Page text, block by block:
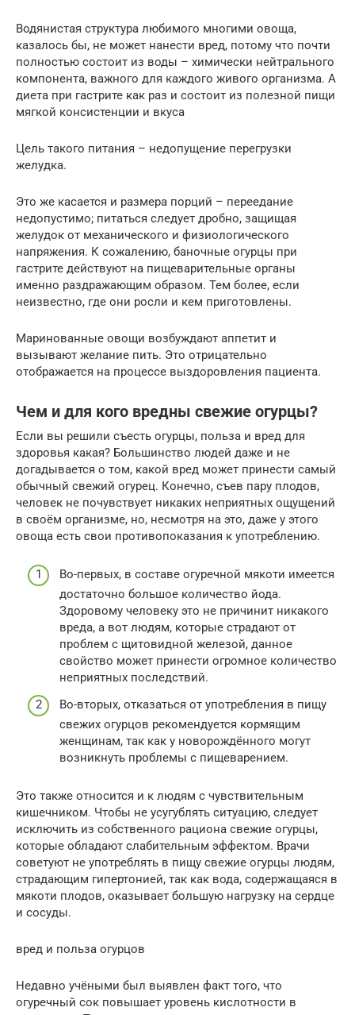
Водянистая структура любимого многими овоща,
казалось бы, не может нанести вред, потому что почти
полностью состоит из воды – химически нейтрального
компонента, важного для каждого живого организма. А
диета при гастрите как раз и состоит из полезной пищи
мягкой консистенции и вкуса
Цель такого питания – недопущение перегрузки
желудка.
Это же касается и размера порций – переедание
недопустимо; питаться следует дробно, защищая
желудок от механического и физиологического
напряжения. К сожалению, баночные огурцы при
гастрите действуют на пищеварительные органы
именно раздражающим образом. Тем более, если
неизвестно, где они росли и кем приготовлены.
Маринованные овощи возбуждают аппетит и
вызывают желание пить. Это отрицательно
отображается на процессе выздоровления пациента.
Чем и для кого вредны свежие огурцы?
Если вы решили съесть огурцы, польза и вред для
здоровья какая? Большинство людей даже и не
догадывается о том, какой вред может принести самый
обычный свежий огурец. Конечно, съев пару плодов,
человек не почувствует никаких неприятных ощущений
в своём организме, но, несмотря на это, даже у этого
овоща есть свои противопоказания к употреблению.
Во-первых, в составе огуречной мякоти имеется
достаточно большое количество йода.
Здоровому человеку это не причинит никакого
вреда, а вот людям, которые страдают от
проблем с щитовидной железой, данное
свойство может принести огромное количество
неприятных последствий.
Во-вторых, отказаться от употребления в пищу
свежих огурцов рекомендуется кормящим
женщинам, так как у новорождённого могут
возникнуть проблемы с пищеварением.
Это также относится и к людям с чувствительным
кишечником. Чтобы не усугублять ситуацию, следует
исключить из собственного рациона свежие огурцы,
которые обладают слабительным эффектом. Врачи
советуют не употреблять в пищу свежие огурцы людям,
страдающим гипертонией, так как вода, содержащаяся в
мякоти плодов, оказывает большую нагрузку на сердце
и сосуды.
вред и польза огурцов
Недавно учёными был выявлен факт того, что
огуречный сок повышает уровень кислотности в